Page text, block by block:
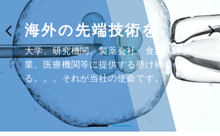
ライフサイエンスの分
野において
斬新な革新を推し進め、ものづくりとサ
ービスを提供することで研究のあらゆる
場面で
しっかりとサポートします
海外の先端技術を
大学、研究機関、製薬会社、 食品関連企
業、医療機関等に提供する懸け橋とな
る。。。 それが当社の使命です。
Previous